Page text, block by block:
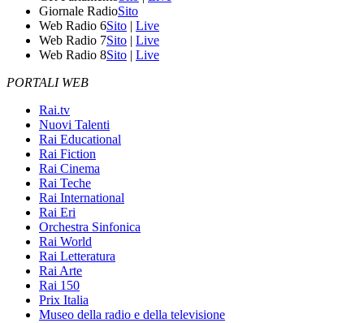
Giornale RadioSito
Web Radio 6Sito | Live
Web Radio 7Sito | Live
Web Radio 8Sito | Live
PORTALI WEB
Rai.tv
Nuovi Talenti
Rai Educational
Rai Fiction
Rai Cinema
Rai Teche
Rai International
Rai Eri
Orchestra Sinfonica
Rai World
Rai Letteratura
Rai Arte
Rai 150
Prix Italia
Museo della radio e della televisione